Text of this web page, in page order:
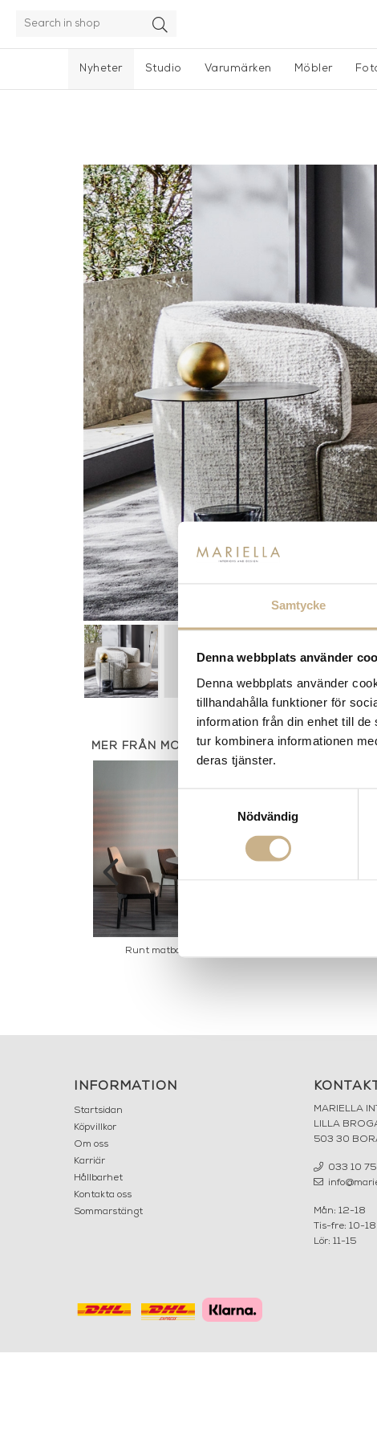
Samtycke
Denna webbplats använder
Denna webbplats använder
tillhandahålla funktioner för
information från din enhet till
tur kombinera informationen
deras tjänster.
Nödvändig
Nyheter Studio Varumärken Möbler
MER FRÅN MOLTENI
Runt matbord - Asteiras
INFORMATION
Startsidan
Köpvillkor
Om oss
Karriär
Hållbarhet
Kontakta oss
Sommarstängt
MARIELLA
LILLA
503 30
033 10
Mån: 12-18
Tis-fre: 10-18
Lör: 11-15